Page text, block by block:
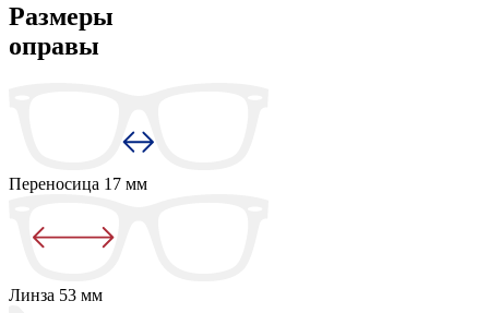
Размеры
оправы
Переносица 17 мм
Линза 53 мм